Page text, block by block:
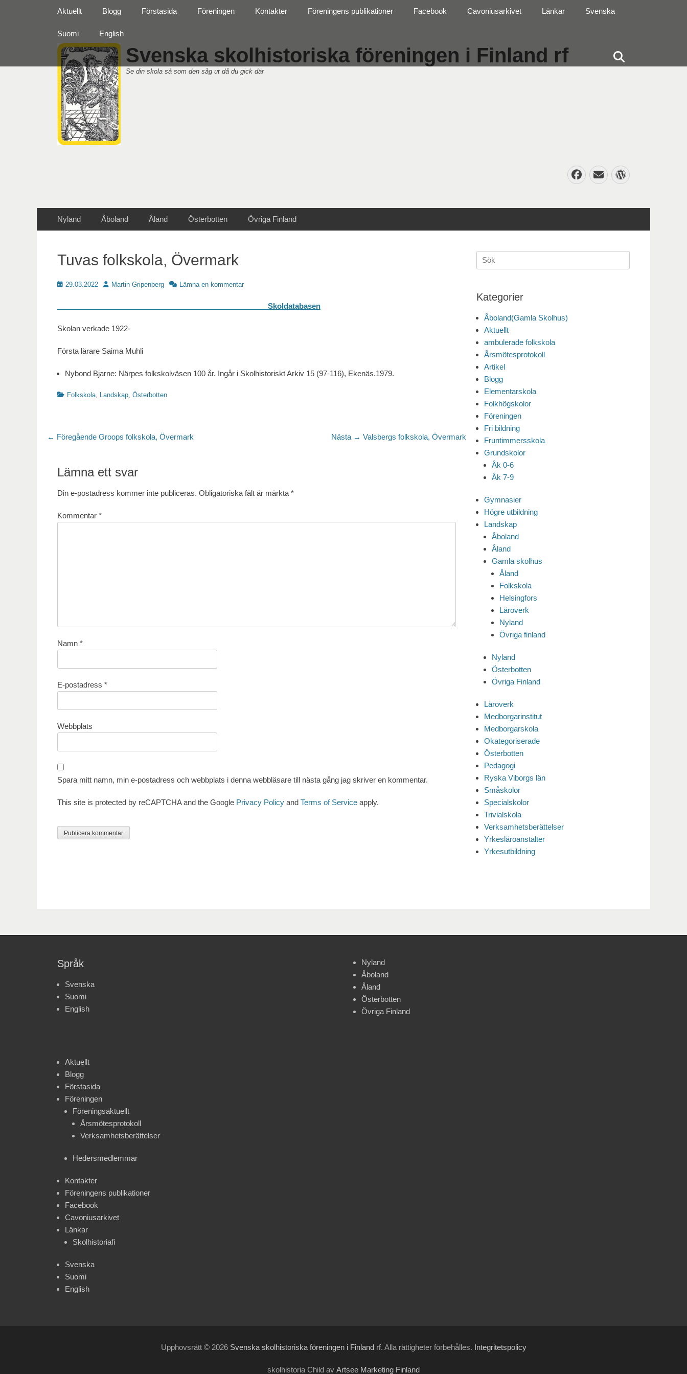
Svenska skolhistoriska föreningen i Finland rf
Se din skola så som den såg ut då du gick där
Facebook
E-
post
Primär meny
innehåll
Aktuellt Blogg Förstasida Föreningen Kontakter Föreningens publikationer Facebook Cavoniusarkivet Länkar Svenska
Suomi English
Sekundär meny
Nyland Åboland Åland Österbotten Övriga Finland
Tuvas folkskola, Övermark
Publicerat
29.03.2022 Författare
Martin Gripenberg Lämna en kommentar
Skoldatabasen
Skolan verkade 1922-
Första lärare Saima Muhli
Nybond Bjarne: Närpes folkskolväsen 100 år. Ingår i Skolhistoriskt Arkiv 15 (97-116), Ekenäs.1979.
Kategorier
Folkskola, Landskap, Österbotten
Inläggsnavigering
← Föregående Föregående
Groops folkskola, Övermark Nästa → Nästa
Valsbergs folkskola, Övermark
Lämna ett svar
Din e-postadress kommer inte publiceras. Obligatoriska fält är märkta *
Kommentar *
Namn *
E-postadress *
Webbplats
Spara mitt namn, min e-postadress och webbplats i denna webbläsare till nästa gång jag skriver en kommentar.
This site is protected by reCAPTCHA and the Google Privacy Policy and Terms of Service apply.
Sök
efter:
Kategorier
Åboland(Gamla Skolhus)
Aktuellt
ambulerade folkskola
Årsmötesprotokoll
Artikel
Blogg
Elementarskola
Folkhögskolor
Föreningen
Fri bildning
Fruntimmersskola
Grundskolor
Åk 0-6
Åk 7-9
Gymnasier
Högre utbildning
Landskap
Åboland
Åland
Gamla skolhus
Åland
Folkskola
Helsingfors
Läroverk
Nyland
Övriga finland
Nyland
Österbotten
Övriga Finland
Läroverk
Medborgarinstitut
Medborgarskola
Okategoriserade
Österbotten
Pedagogi
Ryska Viborgs län
Småskolor
Specialskolor
Trivialskola
Verksamhetsberättelser
Yrkesläroanstalter
Yrkesutbildning
Språk
Svenska
Suomi
English
Aktuellt
Blogg
Förstasida
Föreningen
Föreningsaktuellt
Årsmötesprotokoll
Verksamhetsberättelser
Hedersmedlemmar
Kontakter
Föreningens publikationer
Facebook
Cavoniusarkivet
Länkar
Skolhistoriafi
Svenska
Suomi
English
Nyland
Åboland
Åland
Österbotten
Övriga Finland
Upphovsrätt © 2026 Svenska skolhistoriska föreningen i Finland rf. Alla rättigheter förbehålles. Integritetspolicy
skolhistoria Child av Artsee Marketing Finland